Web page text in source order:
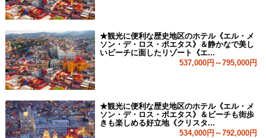
★観光に便利な歴史地区のホテル《エル・メ
ソン・デ・ロス・ポエタス》＆静かなで美し
いビーチに面したリゾート《エ...
537,000円～795,000円
★観光に便利な歴史地区のホテル《エル・メ
ソン・デ・ロス・ポエタス》＆ビーチも街歩
きも楽しめる好立地《クリスタ...
534,000円～792,000円